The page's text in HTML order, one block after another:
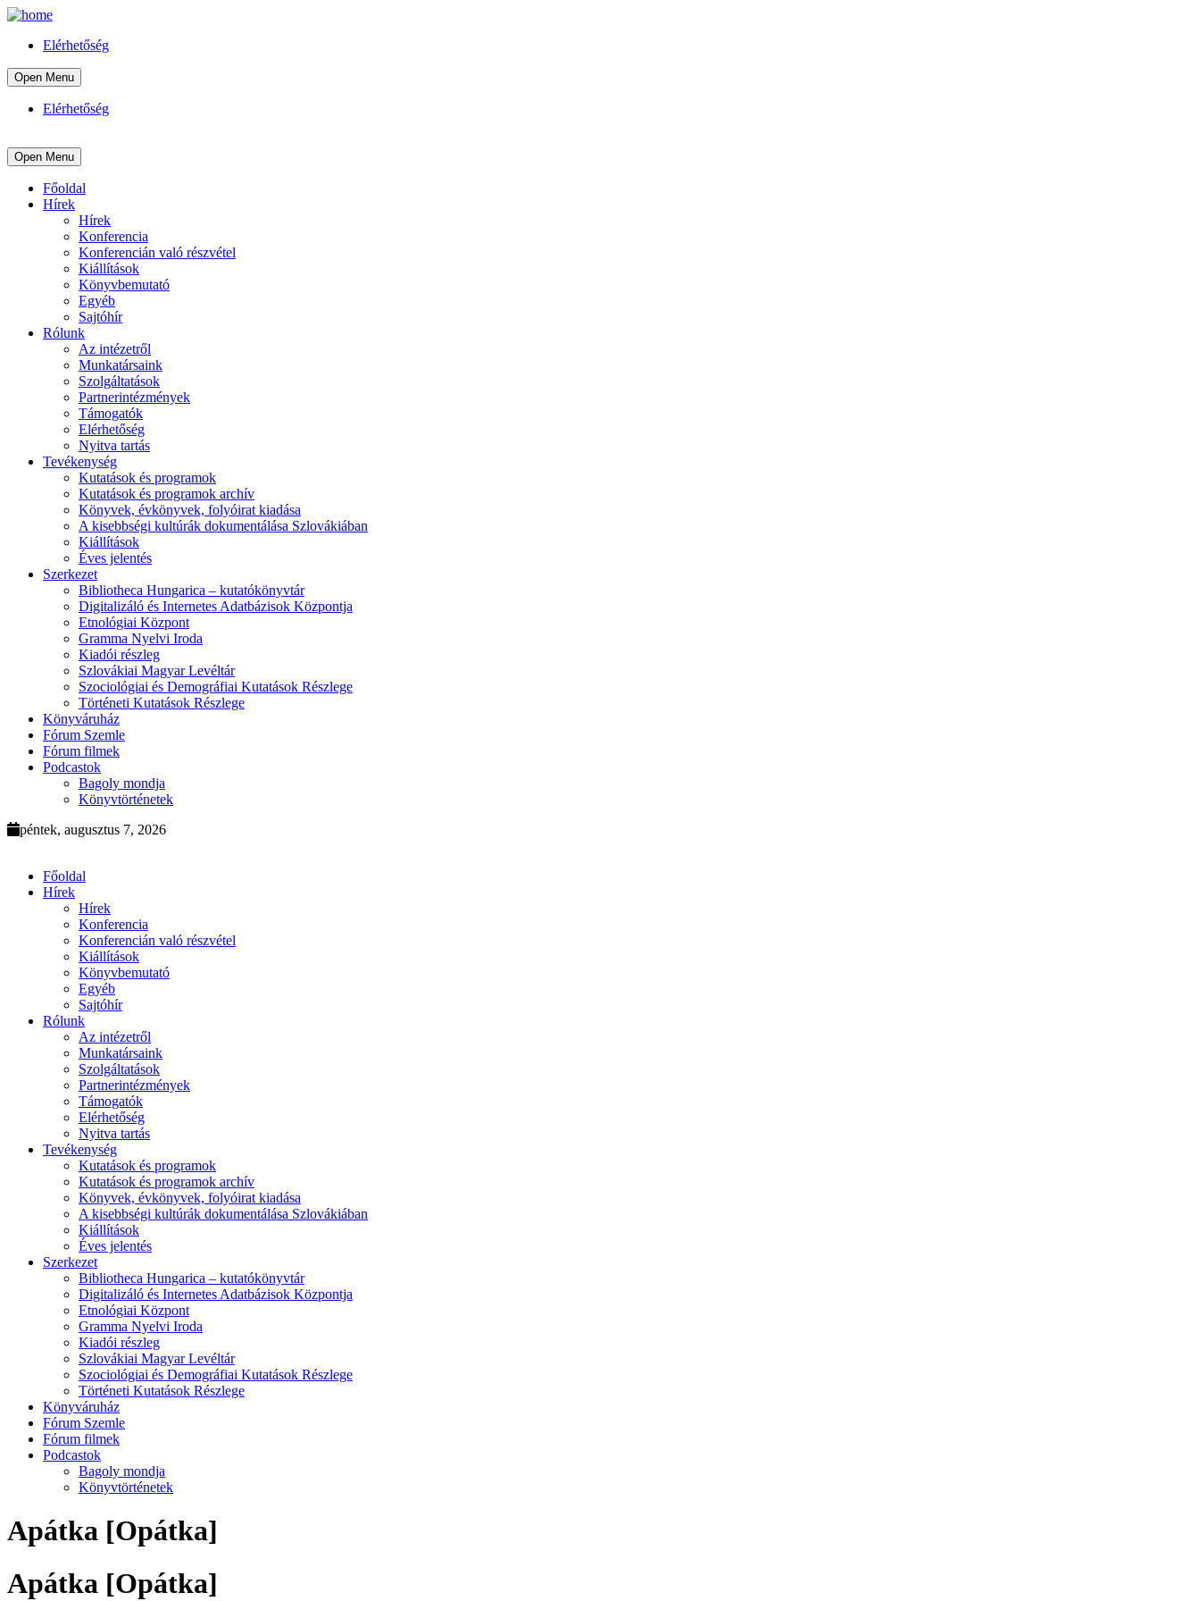
Elérhetőség
Open Menu
Elérhetőség
Open Menu
Főoldal
Hírek
Hírek
Konferencia
Konferencián való részvétel
Kiállítások
Könyvbemutató
Egyéb
Sajtóhír
Rólunk
Az intézetről
Munkatársaink
Szolgáltatások
Partnerintézmények
Támogatók
Elérhetőség
Nyitva tartás
Tevékenység
Kutatások és programok
Kutatások és programok archív
Könyvek, évkönyvek, folyóirat kiadása
A kisebbségi kultúrák dokumentálása Szlovákiában
Kiállítások
Éves jelentés
Szerkezet
Bibliotheca Hungarica – kutatókönyvtár
Digitalizáló és Internetes Adatbázisok Központja
Etnológiai Központ
Gramma Nyelvi Iroda
Kiadói részleg
Szlovákiai Magyar Levéltár
Szociológiai és Demográfiai Kutatások Részlege
Történeti Kutatások Részlege
Könyváruház
Fórum Szemle
Fórum filmek
Podcastok
Bagoly mondja
Könyvtörténetek
péntek, augusztus 7, 2026
Főoldal
Hírek
Hírek
Konferencia
Konferencián való részvétel
Kiállítások
Könyvbemutató
Egyéb
Sajtóhír
Rólunk
Az intézetről
Munkatársaink
Szolgáltatások
Partnerintézmények
Támogatók
Elérhetőség
Nyitva tartás
Tevékenység
Kutatások és programok
Kutatások és programok archív
Könyvek, évkönyvek, folyóirat kiadása
A kisebbségi kultúrák dokumentálása Szlovákiában
Kiállítások
Éves jelentés
Szerkezet
Bibliotheca Hungarica – kutatókönyvtár
Digitalizáló és Internetes Adatbázisok Központja
Etnológiai Központ
Gramma Nyelvi Iroda
Kiadói részleg
Szlovákiai Magyar Levéltár
Szociológiai és Demográfiai Kutatások Részlege
Történeti Kutatások Részlege
Könyváruház
Fórum Szemle
Fórum filmek
Podcastok
Bagoly mondja
Könyvtörténetek
Apátka [Opátka]
Apátka [Opátka]